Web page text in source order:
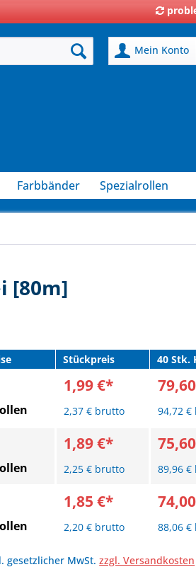
Mein Konto
Farbbänder Spezialrollen
[80m]
Stückpreis 40 Stk.
1,99 €*
2,37 € brutto 94,72
1,89 €*
2,25 € brutto 89,96
1,85 €*
2,20 € brutto 88,06
gesetzlicher MwSt.zzgl. Versandkosten